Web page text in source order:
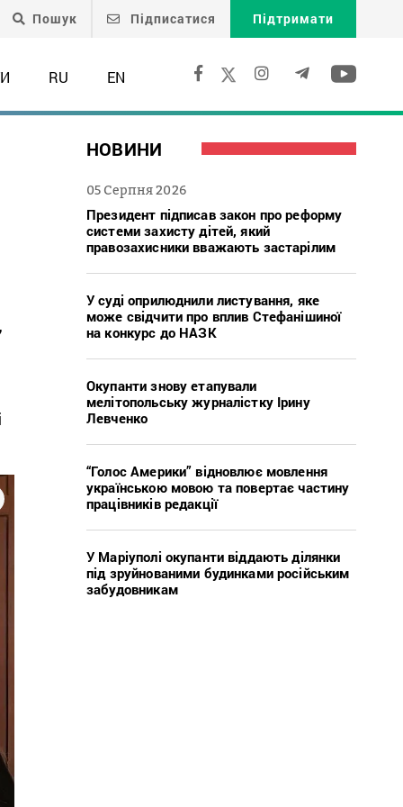
Пошук Підписатися Підтримати
RU EN
НОВИНИ
05 Серпня 2026
Президент підписав закон про реформу
системи захисту дітей, який
правозахисники вважають застарілим
У суді оприлюднили листування, яке
може свідчити про вплив Стефанішиної
на конкурс до НАЗК
Окупанти знову етапували
мелітопольську журналістку Ірину
Левченко
“Голос Америки” відновлює мовлення
українською мовою та повертає частину
працівників редакції
У Маріуполі окупанти віддають ділянки
під зруйнованими будинками російським
забудовникам